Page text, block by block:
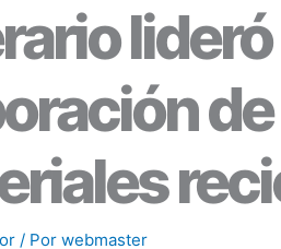
/ Por webmaster